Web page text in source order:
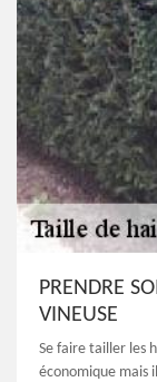
PRENDRE
VINEUSE
Se faire tailler les
économique mais